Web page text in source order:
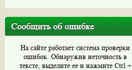
Сообщить об ошибке
На сайте работает система проверки
ошибок. Обнаружив неточность в
тексте, выделите ее и нажмите Ctrl +